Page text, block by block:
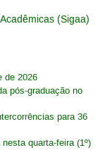
(Sigaa)
de 2026
pós-graduação no
para 36
quarta-feira (1º)